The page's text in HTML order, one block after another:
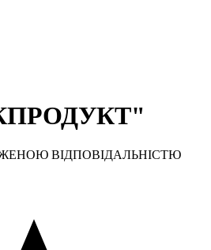
ВІДПОВІДАЛЬНІСТЮ